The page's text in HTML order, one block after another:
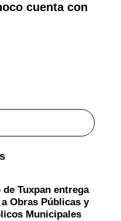
cuenta con
Tuxpan entrega
Obras Públicas y
Municipales